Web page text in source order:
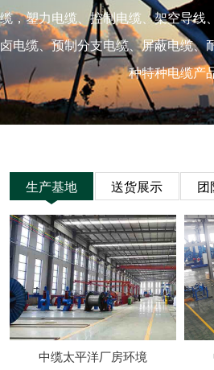
缆，塑力电缆、控制电缆、架空导线
卤电缆、预制分支电缆、屏蔽电缆、
种特种电缆产
生产基地 送货展示 团
中缆太平洋厂房环境